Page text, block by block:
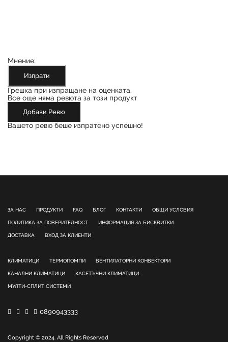
Мнение:
Изпрати
Грешка при изпращане на оценката.
Все още няма ревюта за този продукт
Добави Ревю
Вашето ревю беше изпратено успешно!
ЗА НАС ПРОДУКТИ FAQ БЛОГ КОНТАКТИ ОБЩИ УСЛОВИЯ
ПОЛИТИКА ЗА ПОВЕРИТЕЛНОСТ ИНФОРМАЦИЯ ЗА БИСКВИТКИ
ДОСТАВКА ВХОД ЗА КЛИЕНТИ
КЛИМАТИЦИ ТЕРМОПОМПИ ВЕНТИЛАТОРНИ КОНВЕКТОРИ
КАНАЛНИ КЛИМАТИЦИ КАСЕТЪЧНИ КЛИМАТИЦИ
МУЛТИ-СПЛИТ СИСТЕМИ
0890943333
Copyright © 2024. All Rights Reserved